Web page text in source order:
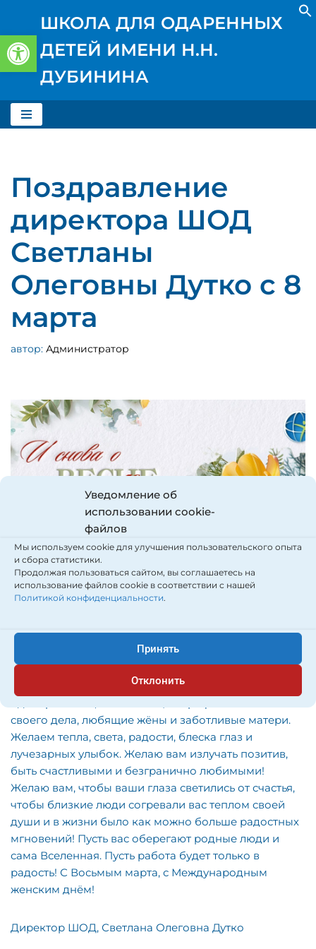
Уведомление об
использовании cookie-
файлов
Мы используем cookie для улучшения пользовательского опыта
и сбора статистики.
Продолжая пользоваться сайтом, вы соглашаетесь на
использование файлов cookie в соответствии с нашей
Политикой конфиденциальности.
Принять
Отклонить
Открыть панель инструментов
Перейти
к
содержимому
ШКОЛА ДЛЯ ОДАРЕННЫХ
ДЕТЕЙ ИМЕНИ Н.Н.
ДУБИНИНА
Поздравление
директора ШОД
Светланы
Олеговны Дутко с 8
марта
автор: Администратор
Дорогие женщины, в преддверии Международного
женского дня позвольте поздравить вас с
праздником весны и красоты! Вы хрупкие и сильные
своего дела, любящие жёны и заботливые матери.
Желаем тепла, света, радости, блеска глаз и
лучезарных улыбок. Желаю вам излучать позитив,
быть счастливыми и безгранично любимыми!
Желаю вам, чтобы ваши глаза светились от счастья,
чтобы близкие люди согревали вас теплом своей
души и в жизни было как можно больше радостных
мгновений! Пусть вас оберегают родные люди и
сама Вселенная. Пусть работа будет только в
радость! С Восьмым марта, с Международным
женским днём!
Директор ШОД, Светлана Олеговна Дутко